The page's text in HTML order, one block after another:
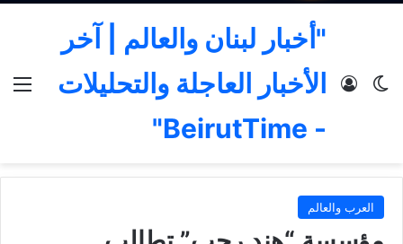
"أخبار لبنان والعالم | آخر
الأخبار العاجلة والتحليلات
- BeirutTime"
الوضع المظلم
تسجيل الدخول
العرب والعالم